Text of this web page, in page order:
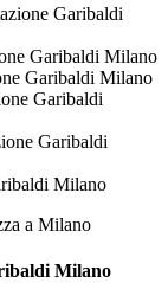
Garibaldi
Garibaldi Milano
Garibaldi Milano
Garibaldi
Garibaldi
Milano
Milano